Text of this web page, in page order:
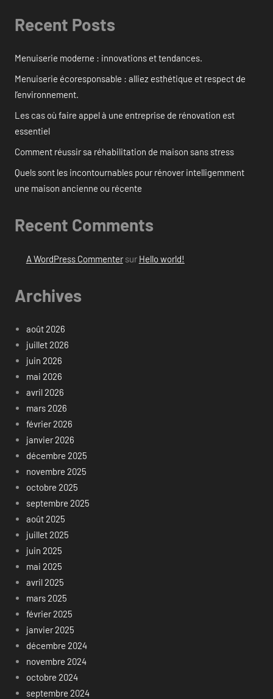
Recent Posts
Menuiserie moderne : innovations et tendances.
Menuiserie écoresponsable : alliez esthétique et respect de
l’environnement.
Les cas où faire appel à une entreprise de rénovation est
essentiel
Comment réussir sa réhabilitation de maison sans stress
Quels sont les incontournables pour rénover intelligemment
une maison ancienne ou récente
Recent Comments
A WordPress Commentersur Hello world!
Archives
août 2026
juillet 2026
juin 2026
mai 2026
avril 2026
mars 2026
février 2026
janvier 2026
décembre 2025
novembre 2025
octobre 2025
septembre 2025
août 2025
juillet 2025
juin 2025
mai 2025
avril 2025
mars 2025
février 2025
janvier 2025
décembre 2024
novembre 2024
octobre 2024
septembre 2024